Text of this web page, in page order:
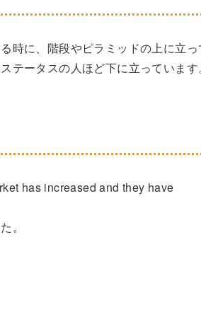
時に、階段やピラミッドの上に立
テータスの人ほど下に立っていま
has increased and they have
。